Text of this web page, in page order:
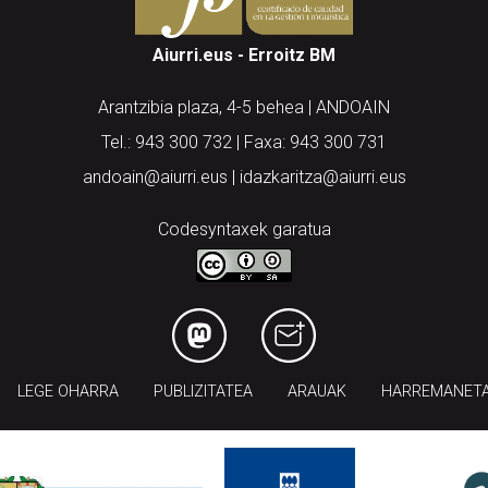
Aiurri.eus - Erroitz BM
Arantzibia plaza, 4-5 behea | ANDOAIN
Tel.: 943 300 732 | Faxa: 943 300 731
andoain@aiurri.eus | idazkaritza@aiurri.eus
Codesyntaxek garatua
LEGE OHARRA PUBLIZITATEA ARAUAK